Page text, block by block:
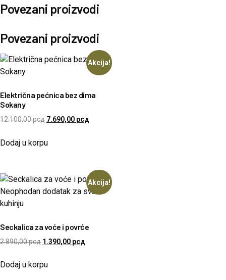
Povezani proizvodi
Povezani proizvodi
Akcija!
Električna pećnica bez dima
Sokany
12.100,00рсд 7.690,00 рсд
Dodaj u korpu
Akcija!
Seckalica za voće i povrće
2.890,00рсд 1.390,00 рсд
Dodaj u korpu